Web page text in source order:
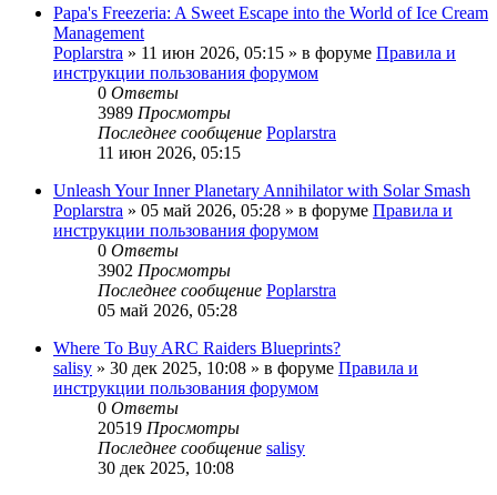
Papa's Freezeria: A Sweet Escape into the World of Ice Cream
Management
Poplarstra » 11 июн 2026, 05:15 » в форуме Правила и
инструкции пользования форумом
0 Ответы
3989 Просмотры
Последнее сообщение Poplarstra
11 июн 2026, 05:15
Unleash Your Inner Planetary Annihilator with Solar Smash
Poplarstra » 05 май 2026, 05:28 » в форуме Правила и
инструкции пользования форумом
0 Ответы
3902 Просмотры
Последнее сообщение Poplarstra
05 май 2026, 05:28
Where To Buy ARC Raiders Blueprints?
salisy » 30 дек 2025, 10:08 » в форуме Правила и
инструкции пользования форумом
0 Ответы
20519 Просмотры
Последнее сообщение salisy
30 дек 2025, 10:08